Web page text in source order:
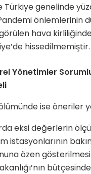
genelinde
önlemlerinin
hava
hissedilmemiştir.
Yönetimler
ise öneriler
eksi değerlerin
istasyonlarının
özen